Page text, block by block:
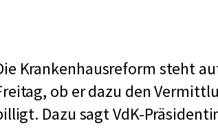
Krankenhausreform steht
ob er dazu den
Dazu sagt VdK-